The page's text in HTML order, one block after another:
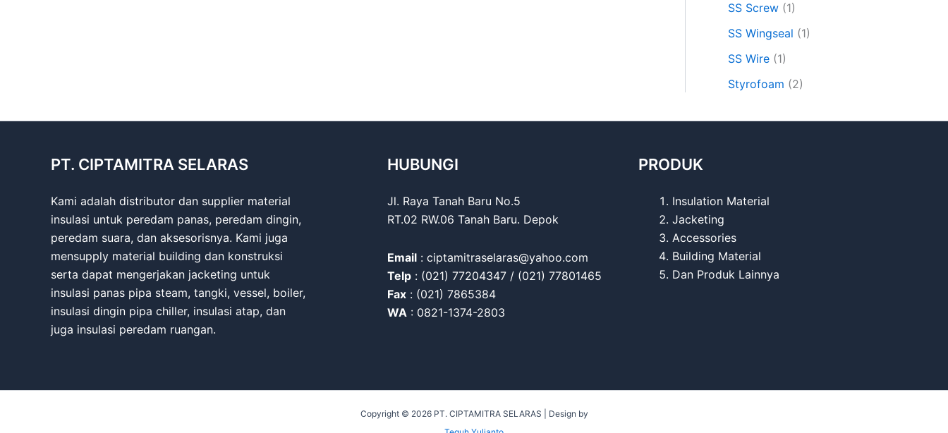
SS Screw (1)
SS Wingseal (1)
SS Wire (1)
Styrofoam (2)
PT. CIPTAMITRA SELARAS
Kami adalah distributor dan supplier material
insulasi untuk peredam panas, peredam dingin,
peredam suara, dan aksesorisnya. Kami juga
mensupply material building dan konstruksi
serta dapat mengerjakan jacketing untuk
insulasi panas pipa steam, tangki, vessel, boiler,
insulasi dingin pipa chiller, insulasi atap, dan
juga insulasi peredam ruangan.
HUBUNGI
Jl. Raya Tanah Baru No.5
RT.02 RW.06 Tanah Baru. Depok
Email: ciptamitraselaras@yahoo.com
Telp: (021) 77204347 / (021) 77801465
Fax: (021) 7865384
WA: 0821-1374-2803
PRODUK
Insulation Material
Jacketing
Accessories
Building Material
Dan Produk Lainnya
Copyright © 2026 PT. CIPTAMITRA SELARAS | Design by